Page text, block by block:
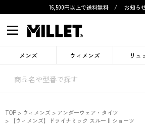
16,500円以上で送料無料 / お知ら
メンズ ウィメンズ リュ
TOP ウィメンズ
アンダーウェア・タイツ
【ウィメンズ】ドライナミック スルー II ショーツ